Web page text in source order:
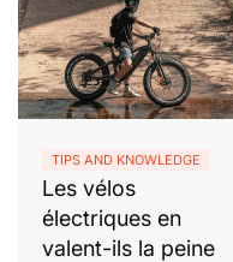
TIPS AND KNOWLEDGE
Les vélos
électriques en
valent-ils la peine